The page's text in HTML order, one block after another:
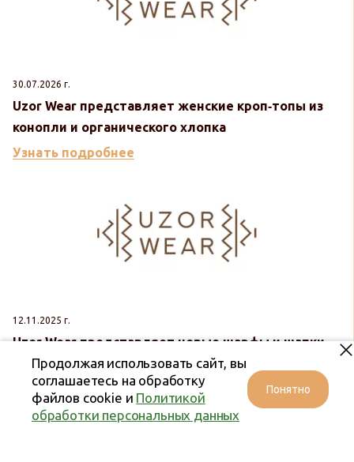
30.07.2026 г.
Uzor Wear представляет женские кроп‑топы из
конопли и органического хлопка
Узнать подробнее
12.11.2025 г.
Uzor Wear представляет новые шарфы и шапки
из конопли и шерсти мериноса
Узнать подробнее
Продолжая использовать сайт, вы
соглашаетесь на обработку
файлов cookie и Политикой
обработки персональных данных
Понятно